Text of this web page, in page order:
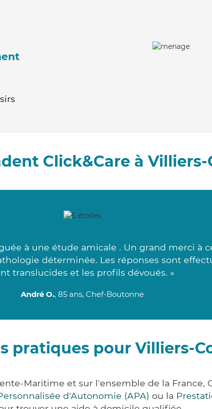
Click&Care à
à une étude amicale . Un grand merci à
déterminée. Les réponses sont
translucides et les profils dévoués. »
André O., 85 ans, Chef-Boutonne
pratiques pour Villiers-
Maritime et sur l'ensemble de la France,
d'Autonomie (APA) ou la